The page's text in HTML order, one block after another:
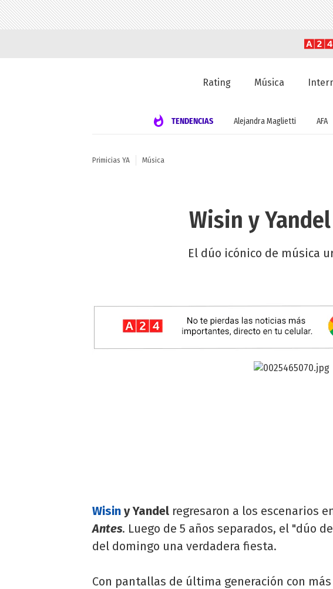
Rating Música
TENDENCIAS Alejandra Maglietti AFA
Primicias YA Música
Wisin y
El dúo icónico de música
Wisin y Yandel regresaron a los escenarios
Antes. Luego de 5 años separados, el "dúo
del domingo una verdadera fiesta.
Con pantallas de última generación con